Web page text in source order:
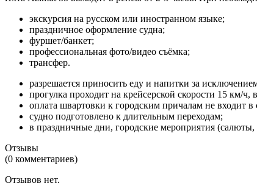
экскурсия на русском или иностранном языке;
праздничное оформление судна;
фуршет/банкет;
профессиональная фото/видео съёмка;
трансфер.
разрешается приносить еду и напитки за
прогулка проходит на крейсерской скорости 15 км/
оплата швартовки к городским причалам не входит в
судно подготовлено к длительным переходам;
в праздничные дни, городские мероприятия
Отзывы
(0 комментариев)
Отзывов нет.